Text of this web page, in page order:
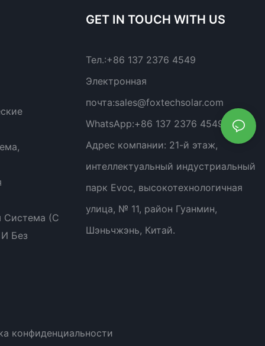
Система (с
Без
GET IN TOUCH WITH US
Тел.:+86 137 2376 4549
Электронная
почта:sales@foxtechsolar.com
WhatsApp:+86 137 2376 4549
Адрес компании: 21-й этаж,
интеллектуальный индустриальный
парк Evoc, высокотехнологичная
улица, № 11, район Гуанмин,
Шэньчжэнь, Китай.
конфиденциальности